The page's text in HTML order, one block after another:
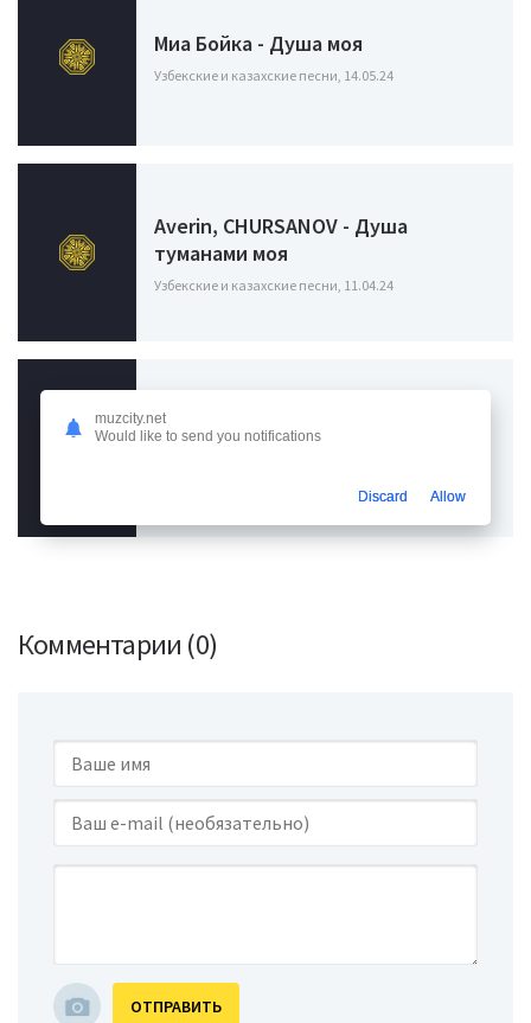
Миа Бойка - Душа моя
Узбекские и казахские песни, 14.05.24
Averin, CHURSANOV - Душа
туманами моя
Узбекские и казахские песни, 11.04.24
Жамиль Туран - Плачет одинокая
душа
Комментарии (0)
ОТПРАВИТЬ
muzcity.net
Would like to send you notifications
Discard Allow